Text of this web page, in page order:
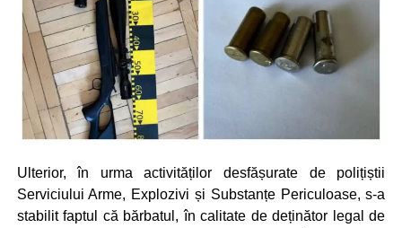
Ulterior, în urma activităților desfășurate de polițiștii
Serviciului Arme, Explozivi și Substanțe Periculoase, s-a
stabilit faptul că bărbatul, în calitate de deținător legal de